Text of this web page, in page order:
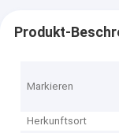
Produkt-
Markieren
Herkunftsort